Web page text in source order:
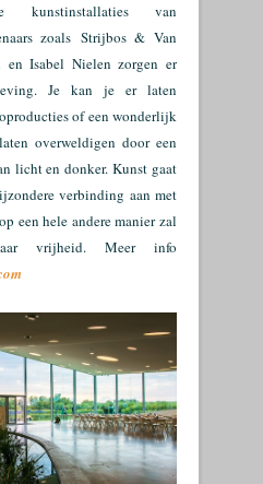
kunstinstallaties van
zoals Strijbos & Van
Isabel Nielen zorgen er
Je kan je er laten
of een wonderlijk
overweldigen door een
licht en donker. Kunst gaat
verbinding aan met
een hele andere manier zal
vrijheid. Meer info